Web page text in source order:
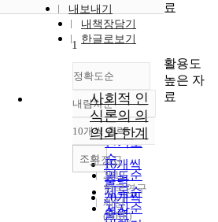
내보내기
내책장담기
한글로보기
정확도순
정확도
순
인기도
순
연도순
제목순
저자순
내림차순
내림차순
10개씩 출력
10개씩
출력
20개씩
출력
조회
1
사회적 인
식론의 의
의와 한계
우정규
2012
한국연구
재단
(NRF)
료
활용도
높은 자
료